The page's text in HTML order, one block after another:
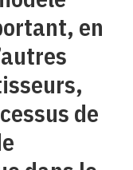
en
de